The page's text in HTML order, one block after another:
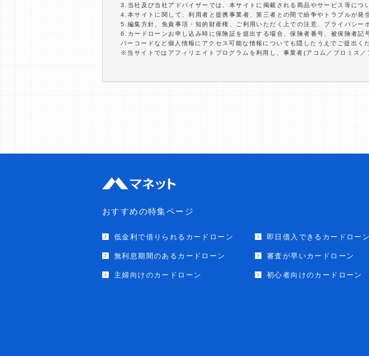
3.当社及び当社アドバイザーでは、本サイトに掲載される商品やサービス等に
4.本サイトに関して、利用者と提携事業者、第三者との間で紛争やトラブルが
5.編集方針、免責事項・知的財産権、ご利用いただく上での注意、プライバシー
6.カードローンお申し込み時に保険証を提出する場合、保険者番号、被保険者
バーコードなど個人情報にアクセス可能な情報についても隠したうえでご提出く
※当サイトではアフィリエイトプログラムを利用し、事業者(アコム／プロミス
おすすめの特集ページ
低金利で借りられるカードローン 即日借入できるカードローン
無利息期間のあるカードローン 審査が早いカードローン
主婦向けのカードローン 初心者向けのカードローン